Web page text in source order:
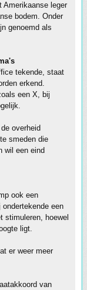
Amerikaanse leger
bodem. Onder
genoemd als
tekende, staat
erkend.
een X, bij
overheid
smeden die
wil een eind
ook een
een
stimuleren, hoewel
ligt.
er weer meer
van